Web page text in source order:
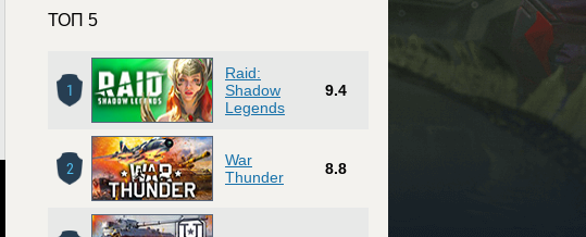
ТОП 5
1
Raid:
Shadow
Legends
9.4
2
War
Thunder
8.8